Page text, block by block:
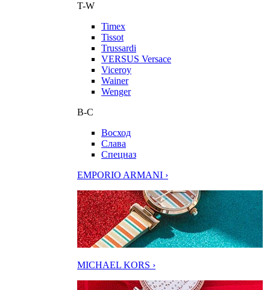
T-W
Timex
Tissot
Trussardi
VERSUS Versace
Viceroy
Wainer
Wenger
В-С
Восход
Слава
Спецназ
EMPORIO ARMANI ›
MICHAEL KORS ›